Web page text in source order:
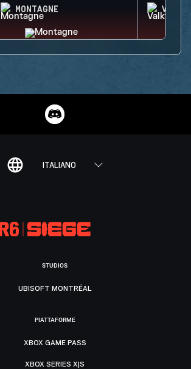
MONTAGNE
ITALIANO
STUDIOS
UBISOFT MONTRÉAL
PIATTAFORME
XBOX GAME PASS
XBOX SERIES X|S